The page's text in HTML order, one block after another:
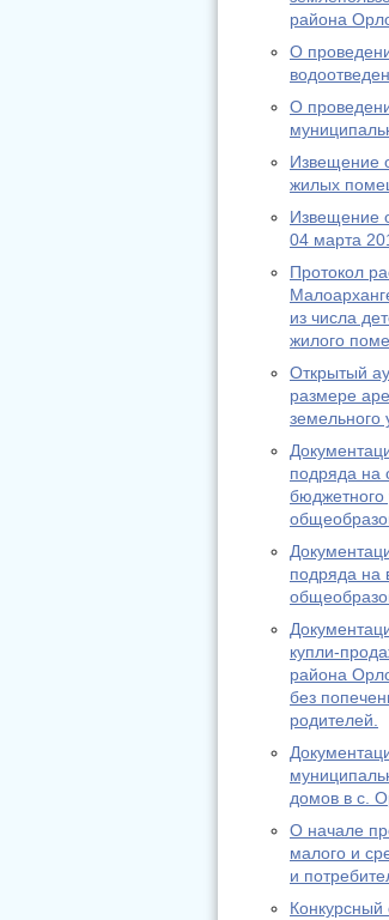
района
О
О
Извещение
жилых
Извещение
04 марта
Протокол
из числа
жилого
Открытый
размере
земельного
подряда на
бюджетного
подряда на
купли-
района
без
родителей.
домов в с.
О начале
малого и
и
Конкурсный